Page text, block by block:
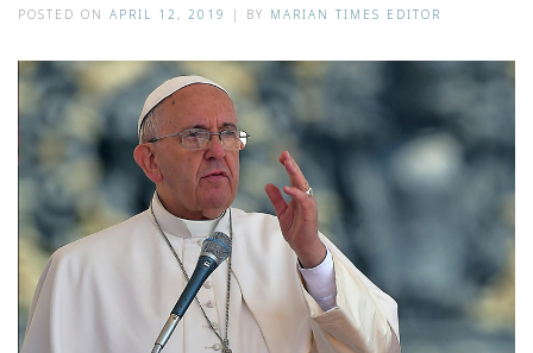
POSTED ON APRIL 12, 2019 BY MARIAN TIMES EDITOR